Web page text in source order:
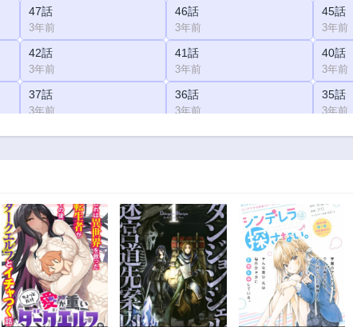
47話
3年前
46話
3年前
45話
3年前
42話
3年前
41話
3年前
40話
3年前
37話
3年前
36話
3年前
35話
3年前
32話 31話 30話
22話
3年前
21話
3年前
20話
3年前
17話
3年前
16話
3年前
15話
3年前
12話
3年前
11話
3年前
10話
3年前